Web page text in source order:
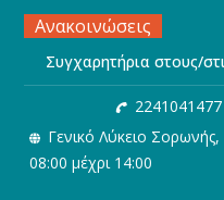
Skip
content
Ανακοινώσεις
μαθητές/τριες μας για την
εισαγωγή τους σε
Τριτοβάθμιας
Προθεσμία και
Ηλεκτρονικής υποβολής
Μηχανογραφικού
Ηλεκτρονική Αίτηση
2241041477
Γενικό Λύκειο
08:00 μέχρι 14:00